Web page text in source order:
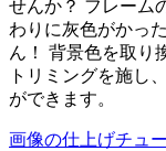
せんか？ フレーム
わりに灰色がかっ
ん！ 背景色を取り
トリミングを施し
ができます。
画像の仕上げチュ